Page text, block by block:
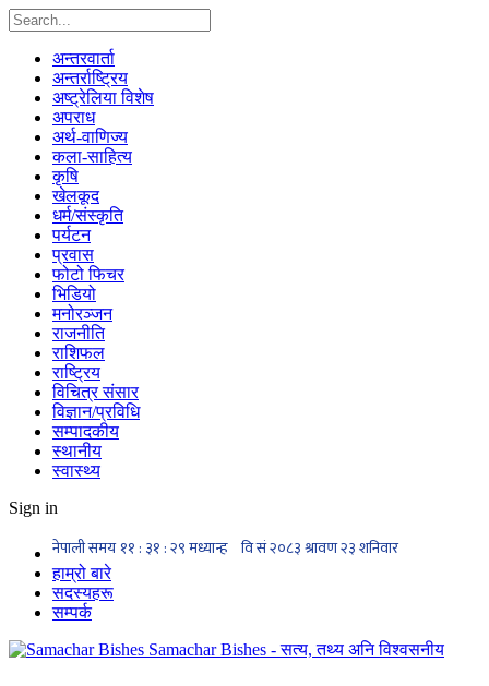
अन्तरवार्ता
अन्तर्राष्ट्रिय
अष्ट्रेलिया विशेष
अपराध
अर्थ-वाणिज्य
कला-साहित्य
कृषि
खेलकूद
धर्म/संस्कृति
पर्यटन
प्रवास
फोटो फिचर
भिडियो
मनोरञ्जन
राजनीति
राशिफल
राष्ट्रिय
विचित्र संसार
विज्ञान/प्रविधि
सम्पादकीय
स्थानीय
स्वास्थ्य
Sign in
हाम्रो बारे
सदस्यहरू
सम्पर्क
Samachar Bishes - सत्य, तथ्य अनि विश्वसनीय